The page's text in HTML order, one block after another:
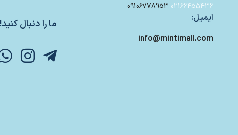
02166455436
09106778953
ایمیل:
info@mintimall.com
ما را دنبال کنید!